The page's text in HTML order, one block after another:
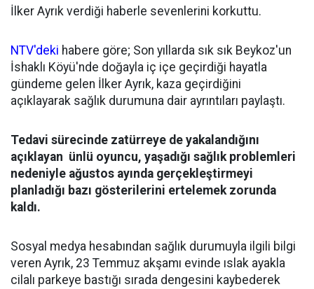
İlker Ayrık verdiği haberle sevenlerini korkuttu.
NTV'deki habere göre; Son yıllarda sık sık Beykoz'un
İshaklı Köyü'nde doğayla iç içe geçirdiği hayatla
gündeme gelen İlker Ayrık, kaza geçirdiğini
açıklayarak sağlık durumuna dair ayrıntıları paylaştı.
Tedavi sürecinde zatürreye de yakalandığını
açıklayan ünlü oyuncu, yaşadığı sağlık problemleri
nedeniyle ağustos ayında gerçekleştirmeyi
planladığı bazı gösterilerini ertelemek zorunda
kaldı.
Sosyal medya hesabından sağlık durumuyla ilgili bilgi
veren Ayrık, 23 Temmuz akşamı evinde ıslak ayakla
cilalı parkeye bastığı sırada dengesini kaybederek